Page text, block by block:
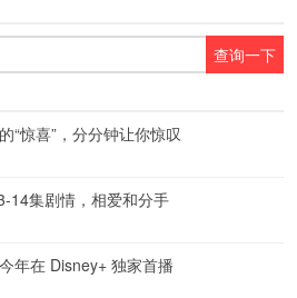
“惊喜”，分分钟让你惊叹
14集剧情，相爱和分手
年在 Disney+ 独家首播